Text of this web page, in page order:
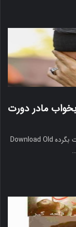
مادر دورت
دانلود مداحی لالایی رباب این شد بخواب مادر دورت بگرده Download Old